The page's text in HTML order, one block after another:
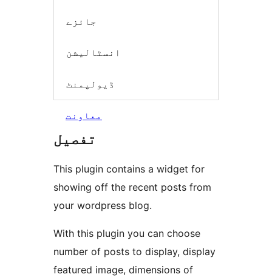
جائزے
انسٹالیشن
ڈیولپمنٹ
معاونت
تفصیل
This plugin contains a widget for
showing off the recent posts from
your wordpress blog.
With this plugin you can choose
number of posts to display, display
featured image, dimensions of